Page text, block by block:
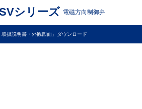
シリーズ 電磁方向制御弁
取扱説明書・外観図面」ダウンロード